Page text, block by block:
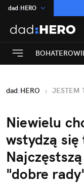
dad:HERO
:Temat
INN:Poland
ASZ:dziennik
Rozrywka
dad:HERO JESTEM
Niewielu
wstydzą
"dobre